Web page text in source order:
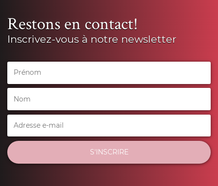
Restons en contact!
Inscrivez-vous à notre newsletter
S'INSCRIRE